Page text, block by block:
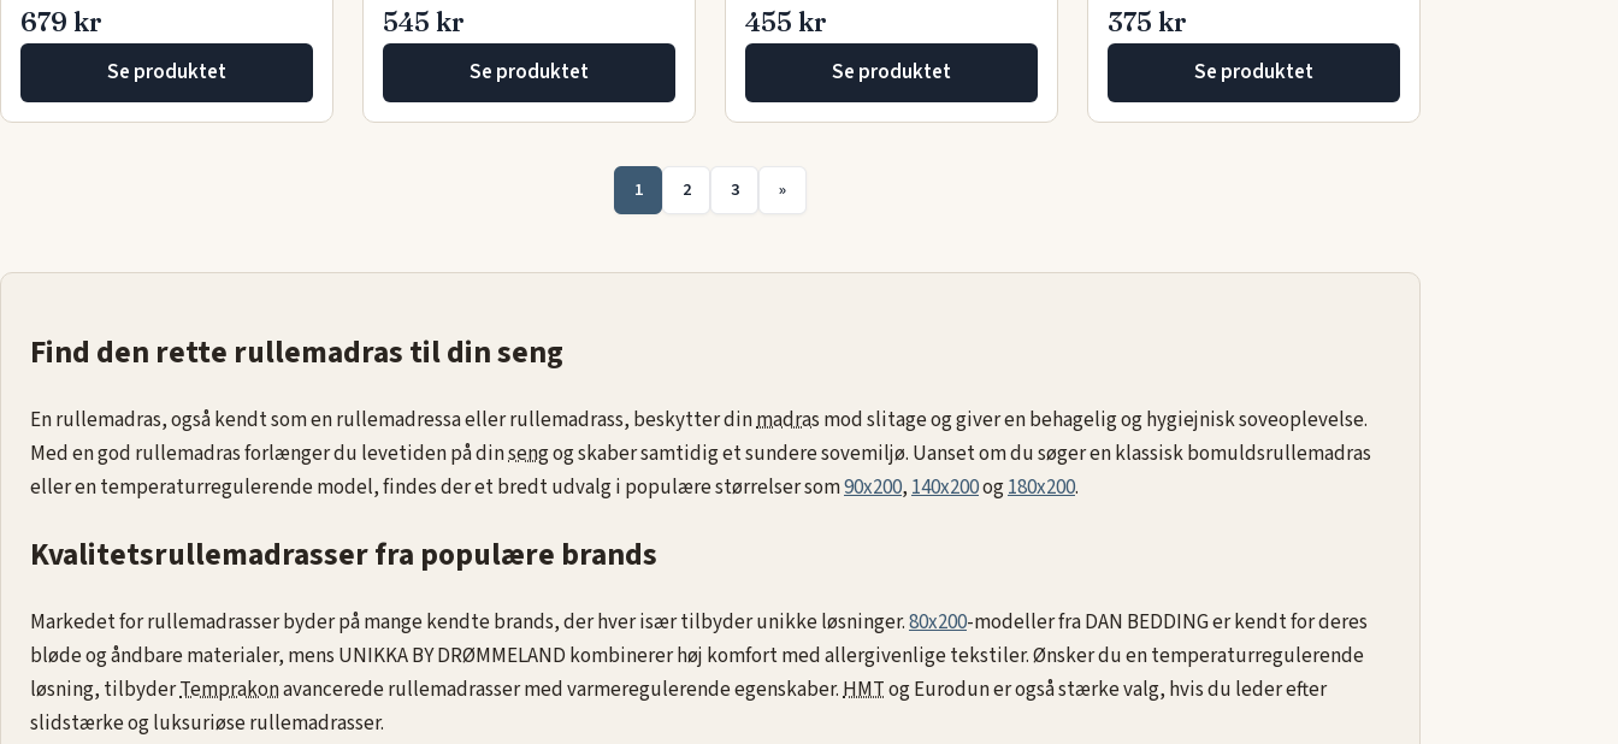
679 kr
Se produktet
545 kr
Se produktet
455 kr
Se produktet
375 kr
Se produktet
1 2 3 »
Find den rette rullemadras til din seng
En rullemadras, også kendt som en rullemadressa eller rullemadrass, beskytter dinmadras mod slitage og giver en behagelig og hygiejnisk soveoplevelse.
Med en god rullemadras forlænger du levetiden på dinsengog skaber samtidig et sundere sovemiljø. Uanset om du søger en klassisk bomuldsrullemadras
eller en temperaturregulerende model, findes der et bredt udvalg i populære størrelser som90x200,140x200og180x200.
Kvalitetsrullemadrasser fra populære brands
Markedet for rullemadrasser byder på mange kendte brands, der hver især tilbyder unikke løsninger.80x200-modeller fra DAN BEDDING er kendt for deres
bløde og åndbare materialer, mens UNIKKA BY DRØMMELAND kombinerer høj komfort med allergivenlige tekstiler. Ønsker du en temperaturregulerende
løsning, tilbyderTemprakonavancerede rullemadrasser med varmeregulerende egenskaber.HMTog Eurodun er også stærke valg, hvis du leder efter
slidstærke og luksuriøse rullemadrasser.